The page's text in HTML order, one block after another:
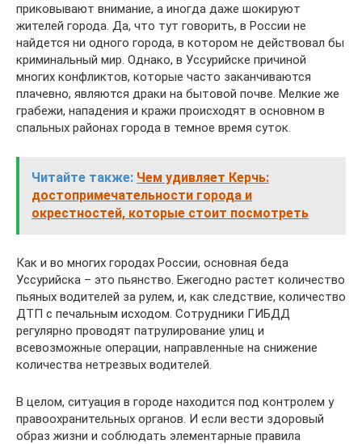
приковывают внимание, а иногда даже шокируют
жителей города. Да, что тут говорить, в России не
найдется ни одного города, в котором не действовал бы
криминальный мир. Однако, в Уссурийске причиной
многих конфликтов, которые часто заканчиваются
плачевно, являются драки на бытовой почве. Мелкие же
грабежи, нападения и кражи происходят в основном в
спальных районах города в темное время суток.
Читайте также: Чем удивляет Керчь:
достопримечательности города и
окрестностей, которые стоит посмотреть
Как и во многих городах России, основная беда
Уссурийска – это пьянство. Ежегодно растет количество
пьяных водителей за рулем, и, как следствие, количество
ДТП с печальным исходом. Сотрудники ГИБДД
регулярно проводят патрулирование улиц и
всевозможные операции, направленные на снижение
количества нетрезвых водителей.
В целом, ситуация в городе находится под контролем у
правоохранительных органов. И если вести здоровый
образ жизни и соблюдать элементарные правила